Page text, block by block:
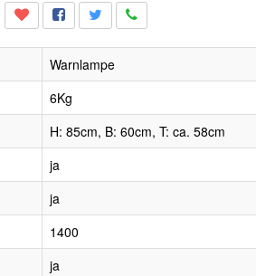
Warnlampe
6Kg
H: 85cm, B: 60cm, T: ca. 58cm
ja
ja
1400
ja